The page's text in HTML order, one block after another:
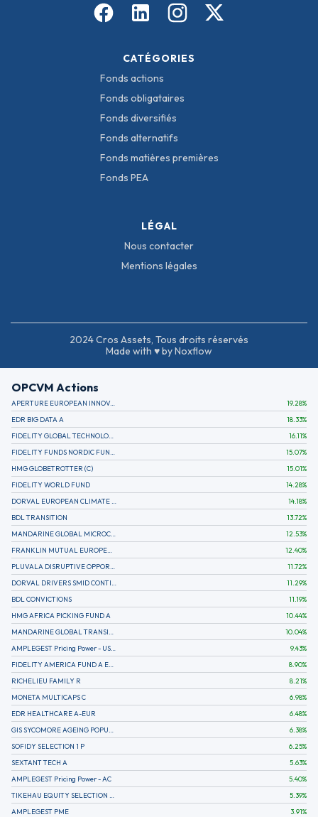
CATÉGORIES
Fonds actions
Fonds obligataires
Fonds diversifiés
Fonds alternatifs
Fonds matières premières
Fonds PEA
LÉGAL
Nous contacter
Mentions légales
2024 Cros Assets, Tous droits réservés
Made with ♥ by Noxflow
OPCVM Actions
APERTURE EUROPEAN INNOVATION 19.28%
EDR BIG DATA A
18.33%
FIDELITY GLOBAL TECHNOLOGY FUND A EUR
16.11%
FIDELITY FUNDS NORDIC FUND A
15.07%
HMG GLOBETROTTER (C)
15.01%
FIDELITY WORLD FUND
14.28%
DORVAL EUROPEAN CLIMATE INITIATIVE R (C)
14.18%
BDL TRANSITION
13.72%
MANDARINE GLOBAL MICROCAP
12.53%
FRANKLIN MUTUAL EUROPEAN FUND A EUR (C)
12.40%
PLUVALA DISRUPTIVE OPPORTUNITIES
11.72%
DORVAL DRIVERS SMID CONTINENTAL EUROPE
11.29%
BDL CONVICTIONS
11.19%
HMG AFRICA PICKING FUND A
10.44%
MANDARINE GLOBAL TRANSITION R
10.04%
AMPLEGEST Pricing Power - US - AC
9.43%
FIDELITY AMERICA FUND A EUR (C)
8.90%
RICHELIEU FAMILY R
8.21%
MONETA MULTICAPS C
6.98%
EDR HEALTHCARE A-EUR
6.48%
GIS SYCOMORE AGEING POPULATION
6.38%
SOFIDY SELECTION 1 P
6.25%
SEXTANT TECH A
5.63%
AMPLEGEST Pricing Power - AC
5.40%
TIKEHAU EQUITY SELECTION R-Acc-EUR
5.39%
AMPLEGEST PME
3.91%